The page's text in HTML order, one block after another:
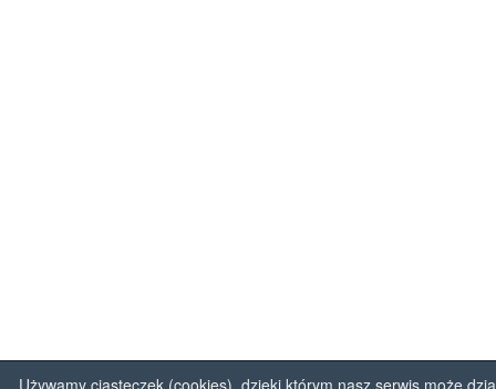
Używamy ciasteczek (cookies), dzięki którym nasz serwis może